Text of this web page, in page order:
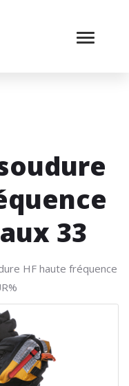
33
HF haute fréquence